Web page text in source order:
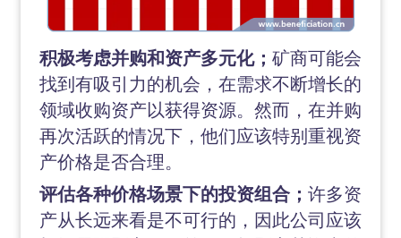
积极考虑并购和资产多元化； 矿商可能会
找到有吸引力的机会，在需求不断增长的
领域收购资产以获得资源。然而，在并购
再次活跃的情况下，他们应该特别重视资
产价格是否合理。
评估各种价格场景下的投资组合； 许多资
产从长远来看是不可行的，因此公司应该